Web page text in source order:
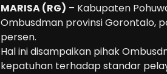
MARISA (RG) – Kabupaten
Ombusdman provinsi Gorontalo,
persen.
Hal ini disampaikan pihak
kepatuhan terhadap standar